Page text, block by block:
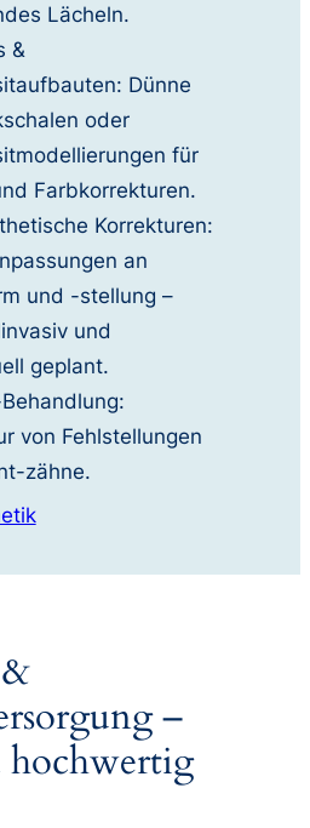
Lächeln.
&
Dünne
oder
für
Farbkorrekturen.
Korrekturen:
an
und -stellung –
und
geplant.
von Fehlstellungen
zähne.
–
hochwertig